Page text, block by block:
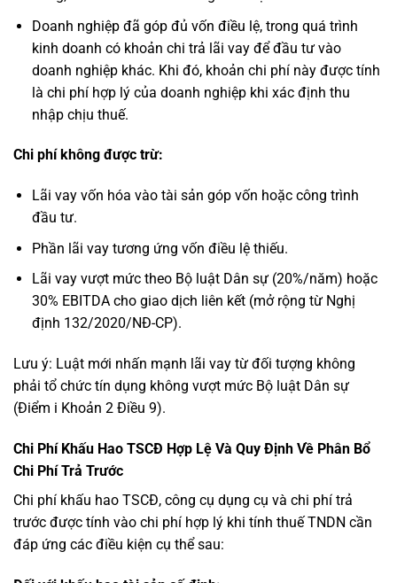
Doanh nghiệp đã góp đủ vốn điều lệ, trong quá trình
kinh doanh có khoản chi trả lãi vay để đầu tư vào
doanh nghiệp khác. Khi đó, khoản chi phí này được tính
là chi phí hợp lý của doanh nghiệp khi xác định thu
nhập chịu thuế.
Chi phí không được trừ:
Lãi vay vốn hóa vào tài sản góp vốn hoặc công trình
đầu tư.
Phần lãi vay tương ứng vốn điều lệ thiếu.
Lãi vay vượt mức theo Bộ luật Dân sự (20%/năm) hoặc
30% EBITDA cho giao dịch liên kết (mở rộng từ Nghị
định 132/2020/NĐ-CP).
Lưu ý: Luật mới nhấn mạnh lãi vay từ đối tượng không
phải tổ chức tín dụng không vượt mức Bộ luật Dân sự
(Điểm i Khoản 2 Điều 9).
Chi Phí Khấu Hao TSCĐ Hợp Lệ Và Quy Định Về Phân Bổ
Chi Phí Trả Trước
Chi phí khấu hao TSCĐ, công cụ dụng cụ và chi phí trả
trước được tính vào chi phí hợp lý khi tính thuế TNDN cần
đáp ứng các điều kiện cụ thể sau: